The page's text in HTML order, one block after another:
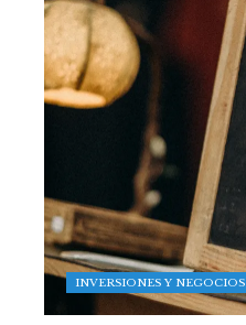
INVERSIONES Y NEGOCIOS